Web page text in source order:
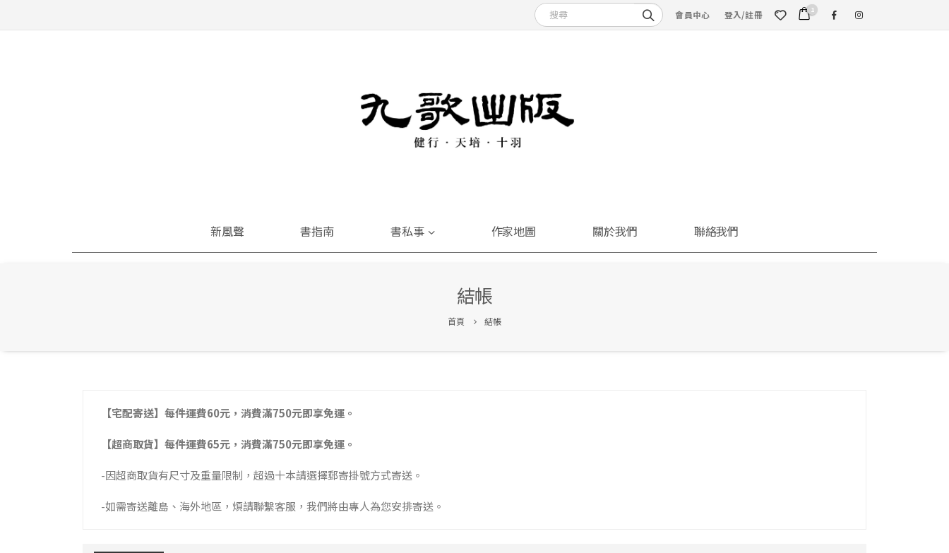
會員中心 登入/註冊 1
新風聲 書指南 書私事 作家地圖 關於我們 聯絡我們
結帳
首頁 結帳
【宅配寄送】每件運費60元，消費滿750元即享免運。
【超商取貨】每件運費65元，消費滿750元即享免運。
-因超商取貨有尺寸及重量限制，超過十本請選擇郵寄掛號方式寄送。
-如需寄送離島、海外地區，煩請聯繫客服，我們將由專人為您安排寄送。